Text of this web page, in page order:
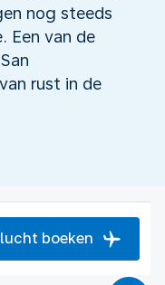
nog steeds
Een van de
rust in de
boeken